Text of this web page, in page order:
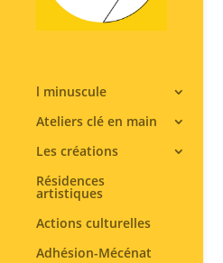
l minuscule
Ateliers clé en main
Les créations
Résidences
artistiques
Actions culturelles
Adhésion-Mécénat